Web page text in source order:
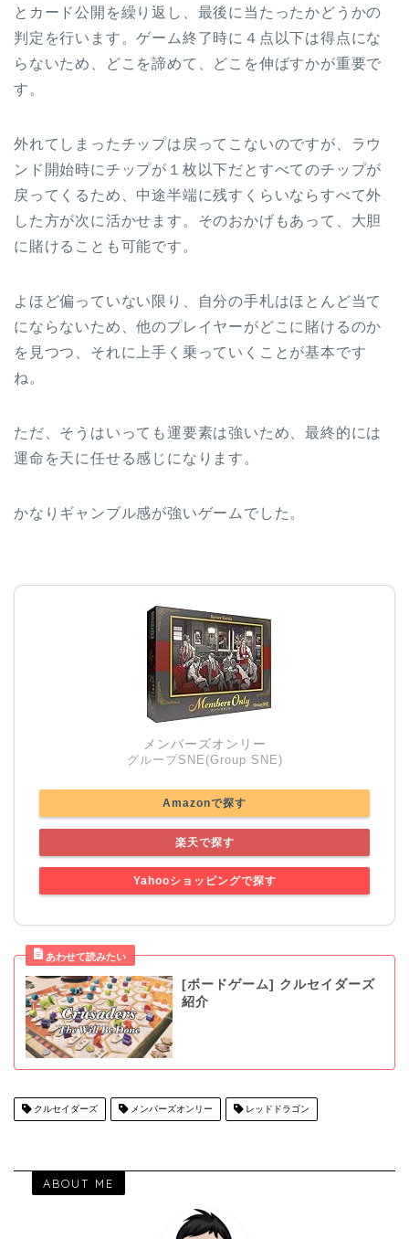
とカード公開を繰り返し、最後に当たったかどうかの
判定を行います。ゲーム終了時に４点以下は得点にな
らないため、どこを諦めて、どこを伸ばすかが重要で
す。
外れてしまったチップは戻ってこないのですが、ラウ
ンド開始時にチップが１枚以下だとすべてのチップが
戻ってくるため、中途半端に残すくらいならすべて外
した方が次に活かせます。そのおかげもあって、大胆
に賭けることも可能です。
よほど偏っていない限り、自分の手札はほとんど当て
にならないため、他のプレイヤーがどこに賭けるのか
を見つつ、それに上手く乗っていくことが基本です
ね。
ただ、そうはいっても運要素は強いため、最終的には
運命を天に任せる感じになります。
かなりギャンブル感が強いゲームでした。
メンバーズオンリー
グループSNE(Group SNE)
Amazonで探す
楽天で探す
Yahooショッピングで探す
[ボードゲーム] クルセイダーズ
紹介
クルセイダーズ メンバーズオンリー レッドドラゴン
ABOUT ME